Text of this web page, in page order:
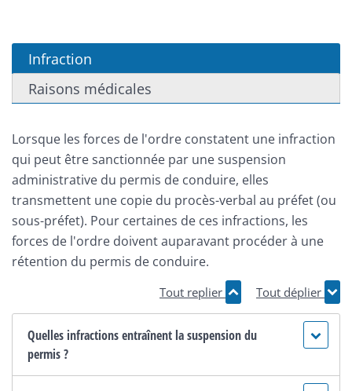
Infraction
Raisons médicales
Lorsque les forces de l'ordre constatent une infraction
qui peut être sanctionnée par une suspension
administrative du permis de conduire, elles
transmettent une copie du procès-verbal au préfet (ou
sous-préfet). Pour certaines de ces infractions, les
forces de l'ordre doivent auparavant procéder à une
rétention du permis de conduire.
Tout replier Tout déplier
Quelles infractions entraînent la suspension du
permis ?